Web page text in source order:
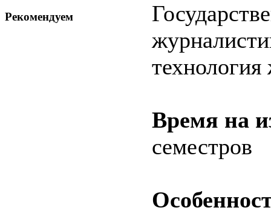
Рекомендуем
Время на
семестров